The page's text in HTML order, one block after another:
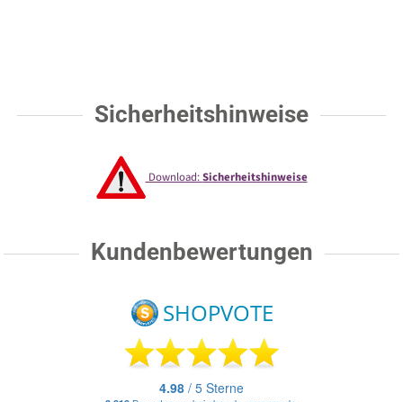
Sicherheitshinweise
Download:Sicherheitshinweise
Kundenbewertungen